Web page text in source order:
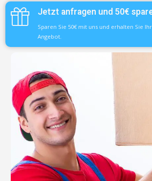
Jetzt anfragen und 50€
Sparen Sie 50€ mit uns und erhalten Sie
Angebot.